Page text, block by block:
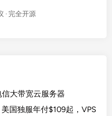
· 完全开源
大带宽云服务器
国独服年付$109起，VPS